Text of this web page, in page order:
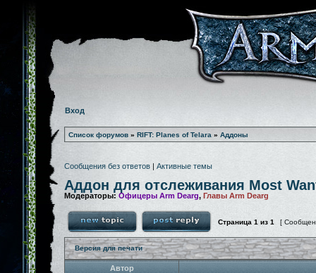
Вход
Список форумов » RIFT: Planes of Telara » Аддоны
Сообщения без ответов | Активные темы
Аддон для отслеживания Most
Модераторы: Офицеры Arm Dearg, Главы Arm Dearg
Страница 1 из 1 [
Версия для печати
Автор